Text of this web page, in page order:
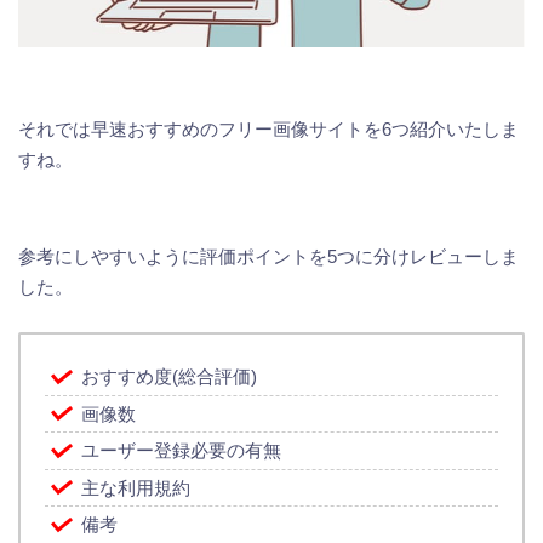
それでは早速おすすめのフリー画像サイトを6つ紹介いたしま
すね。
参考にしやすいように評価ポイントを5つに分けレビューしま
した。
おすすめ度(総合評価)
画像数
ユーザー登録必要の有無
主な利用規約
備考